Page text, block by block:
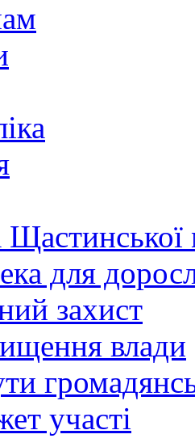
для
захист
влади
участі